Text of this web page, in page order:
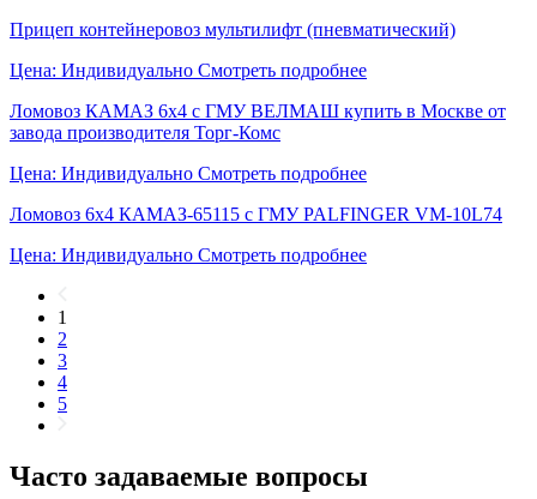
Прицеп контейнеровоз мультилифт (пневматический)
Цена: Индивидуально Смотреть подробнее
Ломовоз КАМАЗ 6х4 с ГМУ ВЕЛМАШ купить в Москве от
завода производителя Торг-Комс
Цена: Индивидуально Смотреть подробнее
Ломовоз 6х4 КАМАЗ-65115 с ГМУ PALFINGER VM-10L74
Цена: Индивидуально Смотреть подробнее
1
2
3
4
5
Часто задаваемые вопросы